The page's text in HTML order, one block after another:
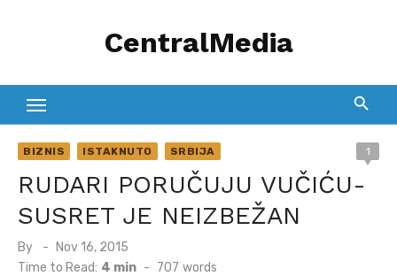
CentralMedia
BIZNIS ISTAKNUTO SRBIJA 1
RUDARI PORUČUJU VUČIĆU-
SUSRET JE NEIZBEŽAN
By
Posted
on
Nov 16, 2015
Time to Read: 4 min - 707 words